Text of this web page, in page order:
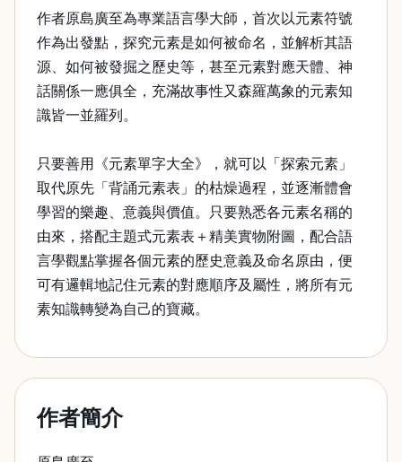
作者原島廣至為專業語言學大師，首次以元素符號
作為出發點，探究元素是如何被命名，並解析其語
源、如何被發掘之歷史等，甚至元素對應天體、神
話關係一應俱全，充滿故事性又森羅萬象的元素知
識皆一並羅列。
只要善用《元素單字大全》，就可以「探索元素」
取代原先「背誦元素表」的枯燥過程，並逐漸體會
學習的樂趣、意義與價值。只要熟悉各元素名稱的
由來，搭配主題式元素表＋精美實物附圖，配合語
言學觀點掌握各個元素的歷史意義及命名原由，便
可有邏輯地記住元素的對應順序及屬性，將所有元
素知識轉變為自己的寶藏。
作者簡介